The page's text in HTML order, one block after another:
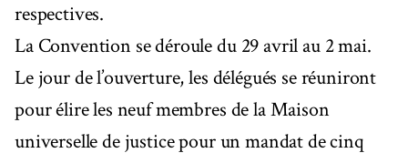
respectives.
La Convention se déroule du 29 avril au 2 mai.
Le jour de l’ouverture, les délégués se réuniront
pour élire les neuf membres de la Maison
universelle de justice pour un mandat de cinq